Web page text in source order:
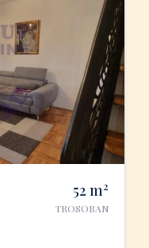
52 m2
TROSOBAN